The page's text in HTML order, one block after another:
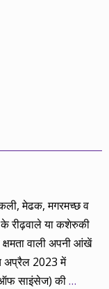
मेढक, मगरमच्छ व
रीढ़वाले या कशेरुकी
वाली अपनी आंखें
अप्रैल 2023 में
ऑफ साइंसेज) की…